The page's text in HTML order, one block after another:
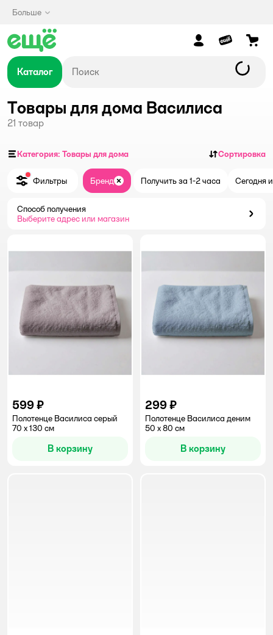
Больше
Каталог
Товары для дома Василиса
21 товар
Категория: Товары для дома Сортировка
Фильтры Бренд ЗакрытьПолучить за 1-2 часа Сегодня
Способ получения
Выберите адрес или магазин
599 ₽
Полотенце Василиса серый
70 x 130 см
В корзину
299 ₽
Полотенце Василиса деним
50 x 80 см
В корзину